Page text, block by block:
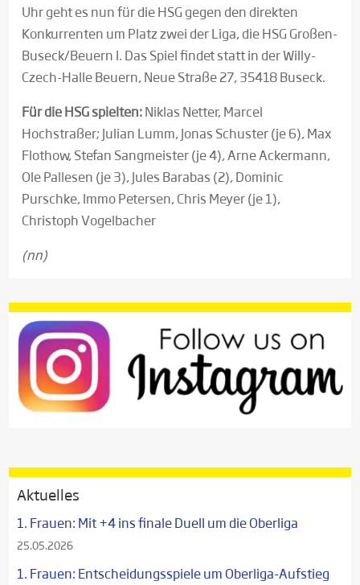
Uhr geht es nun für die HSG gegen den direkten
Konkurrenten um Platz zwei der Liga, die HSG Großen-
Buseck/Beuern I. Das Spiel findet statt in der Willy-
Czech-Halle Beuern, Neue Straße 27, 35418 Buseck.
Für die HSG spielten:Niklas Netter, Marcel
Hochstraßer; Julian Lumm, Jonas Schuster (je 6), Max
Flothow, Stefan Sangmeister (je 4), Arne Ackermann,
Ole Pallesen (je 3), Jules Barabas (2), Dominic
Purschke, Immo Petersen, Chris Meyer (je 1),
Christoph Vogelbacher
(nn)
Aktuelles
1. Frauen: Mit +4 ins finale Duell um die Oberliga
25.05.2026
1. Frauen: Entscheidungsspiele um Oberliga-Aufstieg